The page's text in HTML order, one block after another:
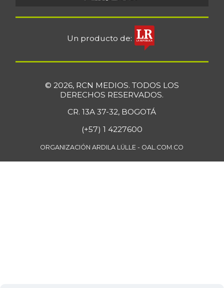
Un producto de:
© 2026, RCN MEDIOS. TODOS LOS
DERECHOS RESERVADOS.
CR. 13A 37-32, BOGOTÁ
(+57) 1 4227600
ORGANIZACIÓN ARDILA LÜLLE - OAL.COM.CO